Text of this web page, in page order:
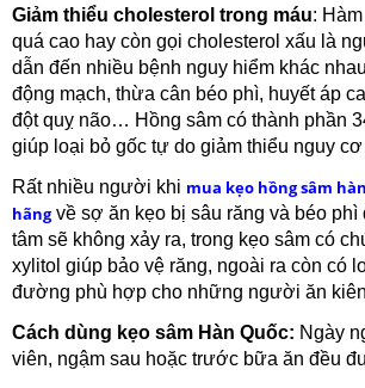
Giảm thiểu cholesterol trong máu:
quá cao hay còn gọi cholesterol xấu là
dẫn đến nhiều bệnh nguy hiểm khác
động mạch, thừa cân béo phì, huyết áp
đột quỵ não… Hồng sâm có thành phần
giúp loại bỏ gốc tự do giảm thiểu nguy cơ
Rất nhiều người khi mua kẹo hồng sâm
hãngvề sợ ăn kẹo bị sâu răng và béo phì
tâm sẽ không xảy ra, trong kẹo sâm có
xylitol giúp bảo vệ răng, ngoài ra còn có
đường phù hợp cho những người ăn
Cách dùng kẹo sâm Hàn Quốc: Ngày
viên, ngậm sau hoặc trước bữa ăn đều